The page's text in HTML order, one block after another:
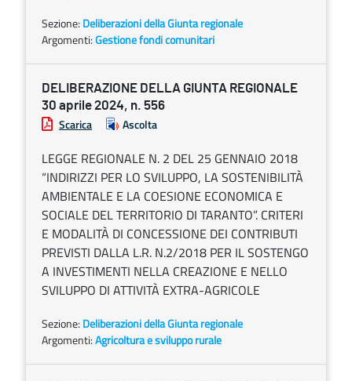
Sezione: Deliberazioni della Giunta regionale
Argomenti:Gestione fondi comunitari
DELIBERAZIONE DELLA GIUNTA REGIONALE
30 aprile 2024, n. 556
Scarica Ascolta
LEGGE REGIONALE N. 2 DEL 25 GENNAIO 2018
“INDIRIZZI PER LO SVILUPPO, LA SOSTENIBILITÀ
AMBIENTALE E LA COESIONE ECONOMICA E
SOCIALE DEL TERRITORIO DI TARANTO”. CRITERI
E MODALITÀ DI CONCESSIONE DEI CONTRIBUTI
PREVISTI DALLA L.R. N.2/2018 PER IL SOSTENGO
A INVESTIMENTI NELLA CREAZIONE E NELLO
SVILUPPO DI ATTIVITÀ EXTRA-AGRICOLE
Sezione: Deliberazioni della Giunta regionale
Argomenti:Agricoltura e sviluppo rurale